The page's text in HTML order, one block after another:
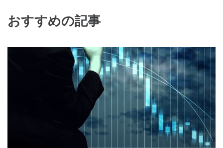
おすすめの記事